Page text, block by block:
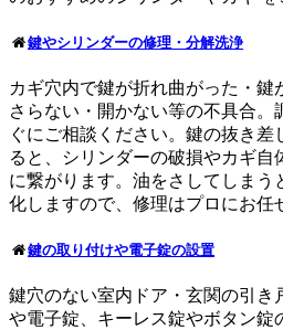
鍵やシリンダーの修理・分解洗浄
カギ穴内で鍵が折れ曲がった・鍵
さらない・開かない等の不具合。
ぐにご相談ください。鍵の抜き差
ると、シリンダーの破損やカギ
に繋がります。油をさしてしまう
化しますので、修理はプロにお任
鍵の取り付けや電子錠の設置
鍵穴のない室内ドア・玄関の引き
や電子錠、キーレス錠やボタン錠